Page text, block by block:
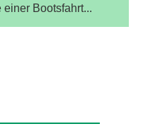
Bootsfahrt...